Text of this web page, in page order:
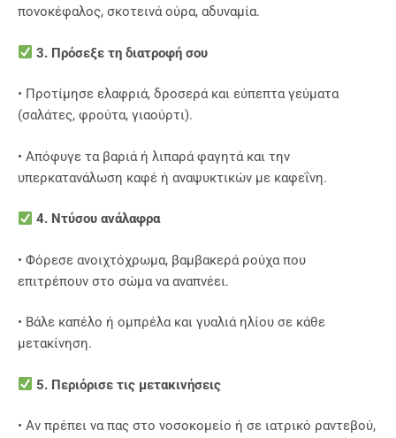
πονοκέφαλος, σκοτεινά ούρα, αδυναμία.
3. Πρόσεξε τη διατροφή σου
• Προτίμησε ελαφριά, δροσερά και εύπεπτα γεύματα
(σαλάτες, φρούτα, γιαούρτι).
• Απόφυγε τα βαριά ή λιπαρά φαγητά και την
υπερκατανάλωση καφέ ή αναψυκτικών με καφεΐνη.
4. Ντύσου ανάλαφρα
• Φόρεσε ανοιχτόχρωμα, βαμβακερά ρούχα που
επιτρέπουν στο σώμα να αναπνέει.
• Βάλε καπέλο ή ομπρέλα και γυαλιά ηλίου σε κάθε
μετακίνηση.
5. Περιόρισε τις μετακινήσεις
• Αν πρέπει να πας στο νοσοκομείο ή σε ιατρικό ραντεβού,